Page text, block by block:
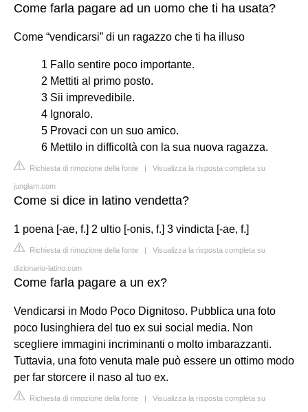
Come farla pagare ad un uomo che ti ha usata?
Come “vendicarsi” di un ragazzo che ti ha illuso
1 Fallo sentire poco importante.
2 Mettiti al primo posto.
3 Sii imprevedibile.
4 Ignoralo.
5 Provaci con un suo amico.
6 Mettilo in difficoltà con la sua nuova ragazza.
Richiesta di rimozione della fonte | Visualizza la risposta completa su
junglam.com
Come si dice in latino vendetta?
1 poena [-ae, f.] 2 ultio [-onis, f.] 3 vindicta [-ae, f.]
Richiesta di rimozione della fonte | Visualizza la risposta completa su
dizionario-latino.com
Come farla pagare a un ex?
Vendicarsi in Modo Poco Dignitoso. Pubblica una foto
poco lusinghiera del tuo ex sui social media. Non
scegliere immagini incriminanti o molto imbarazzanti.
Tuttavia, una foto venuta male può essere un ottimo modo
per far storcere il naso al tuo ex.
Richiesta di rimozione della fonte | Visualizza la risposta completa su